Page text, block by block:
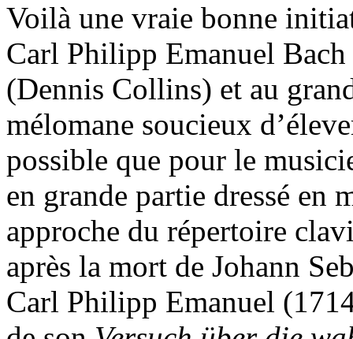
Voilà une vraie bonne
Carl Philipp Emanuel
(Dennis Collins) et au
mélomane soucieux
possible que pour le
en grande partie dressé en
approche du répertoire
après la mort de Johann
Carl Philipp Emanuel